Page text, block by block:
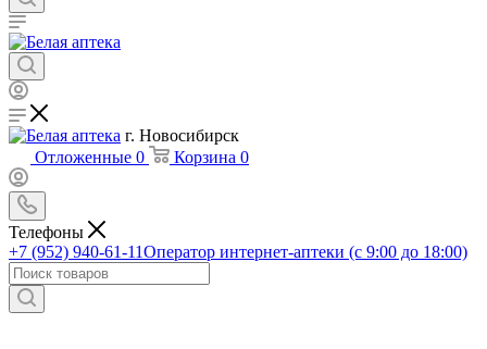
г. Новосибирск
Отложенные 0 Корзина 0
Телефоны
+7 (952) 940-61-11Оператор интернет-аптеки (с 9:00 до 18:00)